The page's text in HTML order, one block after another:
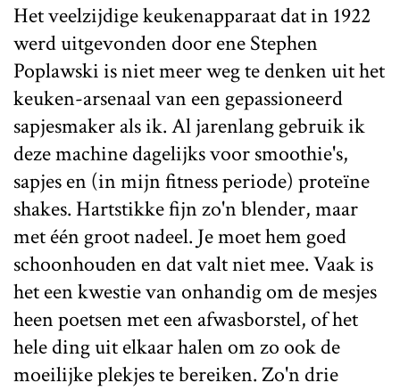
Het veelzijdige keukenapparaat dat in 1922
werd uitgevonden door ene Stephen
Poplawski is niet meer weg te denken uit het
keuken-arsenaal van een gepassioneerd
sapjesmaker als ik. Al jarenlang gebruik ik
deze machine dagelijks voor smoothie's,
sapjes en (in mijn fitness periode) proteïne
shakes. Hartstikke fijn zo'n blender, maar
met één groot nadeel. Je moet hem goed
schoonhouden en dat valt niet mee. Vaak is
het een kwestie van onhandig om de mesjes
heen poetsen met een afwasborstel, of het
hele ding uit elkaar halen om zo ook de
moeilijke plekjes te bereiken. Zo'n drie